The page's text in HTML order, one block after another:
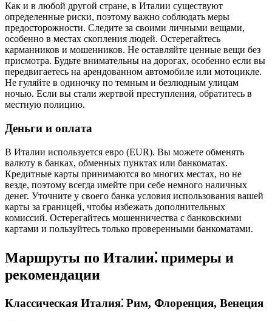
Как и в любой другой стране, в Италии существуют
определенные риски, поэтому важно соблюдать меры
предосторожности. Следите за своими личными вещами,
особенно в местах скопления людей. Остерегайтесь
карманников и мошенников. Не оставляйте ценные вещи без
присмотра. Будьте внимательны на дорогах, особенно если вы
передвигаетесь на арендованном автомобиле или мотоцикле.
Не гуляйте в одиночку по темным и безлюдным улицам
ночью. Если вы стали жертвой преступления, обратитесь в
местную полицию.
Деньги и оплата
В Италии используется евро (EUR). Вы можете обменять
валюту в банках, обменных пунктах или банкоматах.
Кредитные карты принимаются во многих местах, но не
везде, поэтому всегда имейте при себе немного наличных
денег. Уточните у своего банка условия использования вашей
карты за границей, чтобы избежать дополнительных
комиссий. Остерегайтесь мошенничества с банковскими
картами и пользуйтесь только проверенными банкоматами.
Маршруты по Италии⁚ примеры и
рекомендации
Классическая Италия⁚ Рим, Флоренция, Венеция